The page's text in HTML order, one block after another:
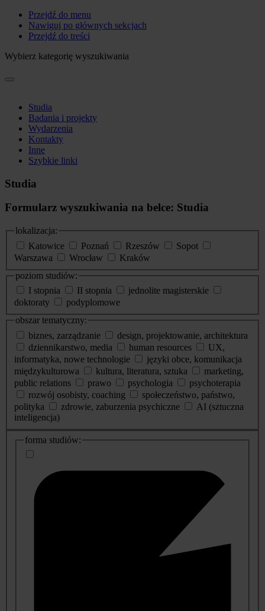
Przejdź do menu
Nawiguj po głównych sekcjach
Przejdź do treści
Wybierz kategorię wyszukiwania
Studia
Badania i projekty
Wydarzenia
Kontakty
Inne
Szybkie linki
Studia
Formularz wyszukiwania na belce: Studia
lokalizacja:
Katowice
Poznań Rzeszów
Sopot
Warszawa
Wrocław
Kraków
poziom studiów:
I stopnia
II stopnia
jednolite magisterskie
doktoraty
podyplomowe
obszar tematyczny:
biznes, zarządzanie
design, projektowanie, architektura
dziennikarstwo, media
human resources
UX,
informatyka, nowe technologie
języki obce, komunikacja
międzykulturowa
kultura, literatura, sztuka
marketing,
public relations
prawo psychologia
psychoterapia
rozwój osobisty, coaching
społeczeństwo, państwo,
polityka
zdrowie, zaburzenia psychiczne
AI (sztuczna
inteligencja)
dodatkowe
informacje
forma studiów: